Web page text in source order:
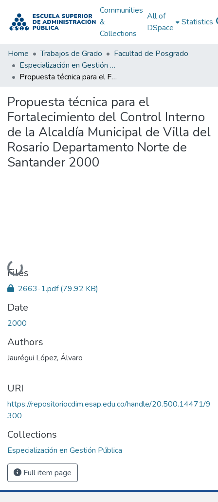
Communities
&
Collections
All of
DSpace
Statistics
Home Trabajos de Grado
Facultad de Posgrado
Especialización en Gestión Pública
Propuesta técnica para el Fortalecimiento del Control Interno de la Alcaldía Municipal de Villa del Rosario Departamento Norte de Santander 2000
Propuesta técnica para el
Fortalecimiento del Control Interno
de la Alcaldía Municipal de Villa del
Rosario Departamento Norte de
Santander 2000
Loading...
Files
2663-1.pdf(79.92 KB)
Date
2000
Authors
Jaurégui López, Álvaro
URI
https://repositoriocdim.esap.edu.co/handle/20.500.14471/9
300
Collections
Especialización en Gestión Pública
Full item page